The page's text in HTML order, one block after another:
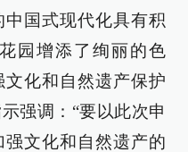
国式现代化具有积
园增添了绚丽的色
化和自然遗产保护
强调：“要以此次申
文化和自然遗产的